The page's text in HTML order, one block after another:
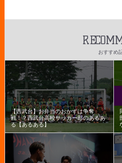
おすすめ
【西武台】お弁当のおかずは争奪
戦！？西武台高校サッカー部のあるあ
る【あるある】